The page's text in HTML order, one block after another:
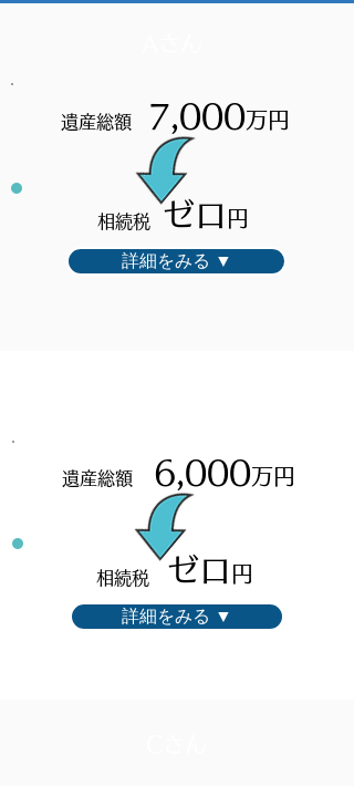
ゼロ 円
相続税
詳細をみる ▼
遺産総額 7,000万円
ゼロ 円
相続税
詳細をみる ▼
遺産総額 6,000万円